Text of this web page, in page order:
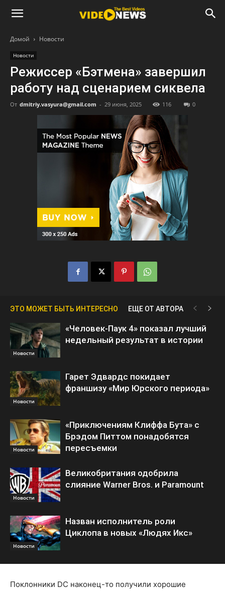
Домой Новости
Новости
Режиссер «Бэтмена» завершил
работу над сценарием сиквела
От dmitriy.vasyura@gmail.com - 29 июня, 2025 116 0
ЭТО МОЖЕТ БЫТЬ ИНТЕРЕСНО ЕЩЕ ОТ АВТОРА
Новости
«Человек-Паук 4» показал лучший
недельный результат в истории
Новости
Гарет Эдвардс покидает
франшизу «Мир Юрского периода»
Новости
«Приключениям Клиффа Бута» с
Брэдом Питтом понадобятся
пересъемки
Новости
Великобритания одобрила
слияние Warner Bros. и Paramount
Новости
Назван исполнитель роли
Циклопа в новых «Людях Икс»
Поклонники DC наконец-то получили хорошие